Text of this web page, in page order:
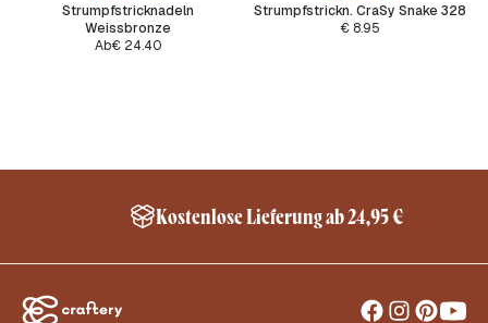
Strumpfstricknadeln
Weissbronze
Ab€24.40
Strumpfstrickn. CraSy Snake 328
€ 8.95
Kostenlose Lieferung ab 24,95 €